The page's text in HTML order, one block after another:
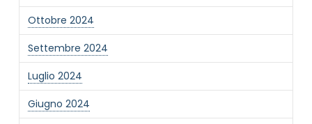
Ottobre 2024
Settembre 2024
Luglio 2024
Giugno 2024
MOTIVO DEL CONTATTO